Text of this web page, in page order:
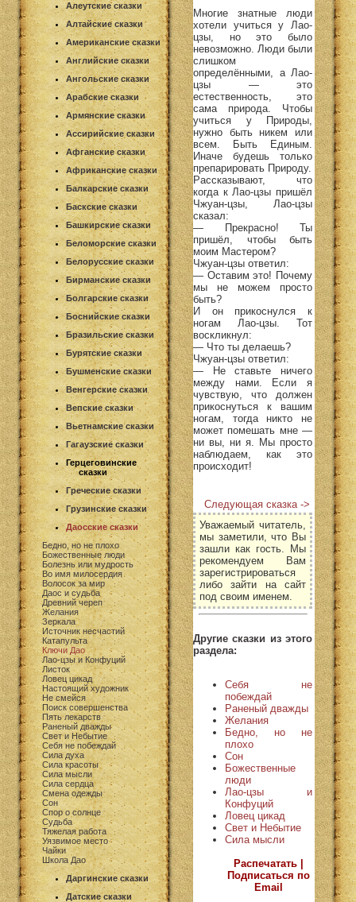
Алеутские сказки
Алтайские сказки
Американские сказки
Английские сказки
Ангольские сказки
Арабские сказки
Армянские сказки
Ассирийские сказки
Афганские сказки
Африканские сказки
Балкарские сказки
Баскские сказки
Башкирские сказки
Беломорские сказки
Белорусские сказки
Бирманские сказки
Болгарские сказки
Боснийские сказки
Бразильские сказки
Бурятские сказки
Бушменские сказки
Венгерские сказки
Вепские сказки
Вьетнамские сказки
Гагаузские сказки
Герцеговинские
сказки
Греческие сказки
Грузинские сказки
Даосские сказки
Бедно, но не плохо
Божественные люди
Болезнь или мудрость
Во имя милосердия
Волосок за мир
Даос и судьба
Древний череп
Желания
Зеркала
Источник несчастий
Катапульта
Ключи Дао
Лао-цзы и Конфуций
Листок
Ловец цикад
Настоящий художник
Не смейся
Поиск совершенства
Пять лекарств
Раненый дважды
Свет и Небытие
Себя не побеждай
Сила духа
Сила красоты
Сила мысли
Сила сердца
Смена одежды
Сон
Спор о солнце
Судьба
Тяжелая работа
Уязвимое место
Чайки
Школа Дао
Даргинские сказки
Датские сказки
Многие знатные люди
хотели учиться у Лао-
цзы, но это было
невозможно. Люди были
слишком
определёнными, а Лао-
цзы — это
естественность, это
сама природа. Чтобы
учиться у Природы,
нужно быть никем или
всем. Быть Единым.
Иначе будешь только
препарировать Природу.
Рассказывают, что
когда к Лао-цзы пришёл
Чжуан-цзы, Лао-цзы
сказал:
— Прекрасно! Ты
пришёл, чтобы быть
моим Мастером?
Чжуан-цзы ответил:
— Оставим это! Почему
мы не можем просто
быть?
И он прикоснулся к
ногам Лао-цзы. Тот
воскликнул:
— Что ты делаешь?
Чжуан-цзы ответил:
— Не ставьте ничего
между нами. Если я
чувствую, что должен
прикоснуться к вашим
ногам, тогда никто не
может помешать мне —
ни вы, ни я. Мы просто
наблюдаем, как это
происходит!
Следующая сказка ->
Уважаемый читатель,
мы заметили, что Вы
зашли как гость. Мы
рекомендуем Вам
зарегистрироваться
либо зайти на сайт
под своим именем.
Другие сказки из этого
раздела:
Себя не
побеждай
Раненый дважды
Желания
Бедно, но не
плохо
Сон
Божественные
люди
Лао-цзы и
Конфуций
Ловец цикад
Свет и Небытие
Сила мысли
Распечатать |
Подписаться по
Email